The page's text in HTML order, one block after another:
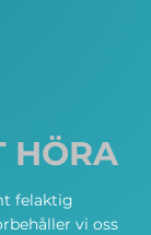
HÖRA
felaktig
vi oss